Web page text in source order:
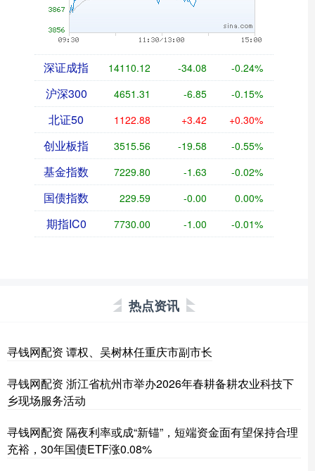
深证成指 14110.12 -34.08 -0.24%
沪深300 4651.31 -6.85 -0.15%
北证50 1122.88 +3.42 +0.30%
创业板指 3515.56 -19.58 -0.55%
基金指数 7229.80 -1.63 -0.02%
国债指数 229.59 -0.00 0.00%
期指IC0 7730.00 -1.00 -0.01%
热点资讯
寻钱网配资 谭权、吴树林任重庆市副市长
寻钱网配资 浙江省杭州市举办2026年春耕备耕农业科技下
乡现场服务活动
寻钱网配资 隔夜利率或成“新锚”，短端资金面有望保持合理
充裕，30年国债ETF涨0.08%